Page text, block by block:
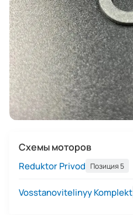
Схемы моторов
Reduktor Privod Позиция 5
Vosstanovitelinyy Komplekt